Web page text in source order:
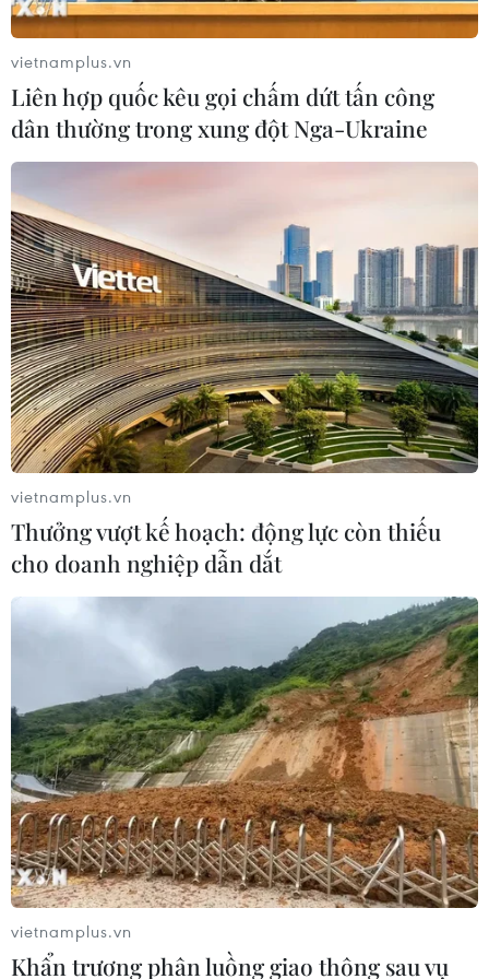
#Viện Kiểm sát nhân dân
#Cơ quan Cảnh sát điều tra
#Buôn bán ma túy
#Trung tâm đăng kiểm
#Nhận hối lộ
Tp. Hồ Chí Minh
Theo dõi VietnamPlus
TIN LIÊN QUAN
vietnamplus.vn
Liên hợp quốc kêu gọi chấm dứt tấn công
dân thường trong xung đột Nga-Ukraine
vietnamplus.vn
Thưởng vượt kế hoạch: động lực còn thiếu
cho doanh nghiệp dẫn dắt
vietnamplus.vn
Khẩn trương phân luồng giao thông sau vụ